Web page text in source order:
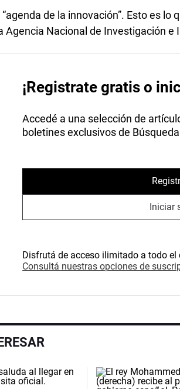
“agenda de la innovación”. Esto es
Agencia Nacional de Investigación e
¡Registrate gratis o
Accedé a una selección de
boletines exclusivos de
Iniciar
Disfrutá de acceso ilimitado a todo el
Consultá nuestras opciones de